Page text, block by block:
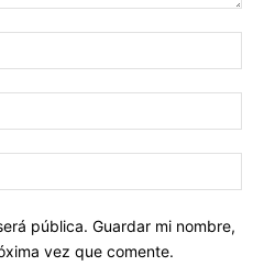
pública. Guardar mi nombre,
vez que comente.